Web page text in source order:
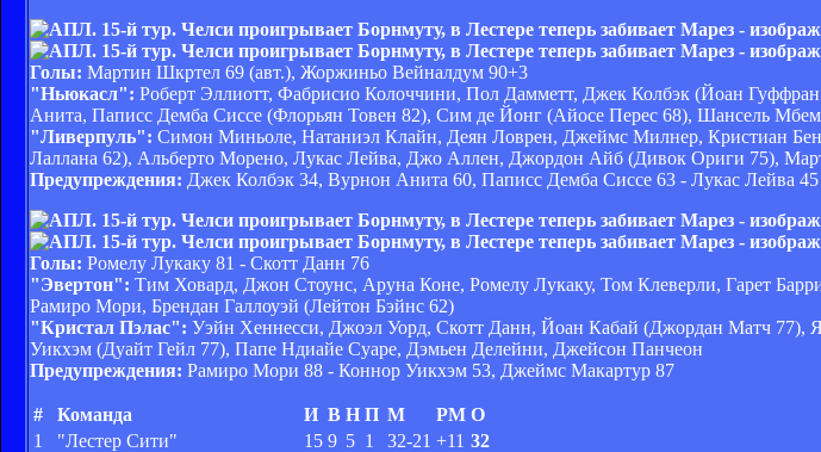
Голы: Мартин Шкртел 69 (авт.), Жоржиньо Вейналдум 90+3
"Ньюкасл": Роберт Эллиотт, Фабрисио Колоччини, Пол Дамметт, Джек Колбэк (Йоан
Анита, Паписс Демба Сиссе (Флорьян Товен 82), Сим де Йонг (Айосе Перес 68), Шансель
"Ливерпуль": Симон Миньоле, Натаниэл Клайн, Деян Ловрен, Джеймс Милнер, Кристиан
Лаллана 62), Альберто Морено, Лукас Лейва, Джо Аллен, Джордон Айб (Дивок Ориги 75),
Предупреждения: Джек Колбэк 34, Вурнон Анита 60, Паписс Демба Сиссе 63 - Лукас Лейва 45
Голы: Ромелу Лукаку 81 - Скотт Данн 76
"Эвертон": Тим Ховард, Джон Стоунс, Аруна Коне, Ромелу Лукаку, Том Клеверли, Гарет
Рамиро Мори, Брендан Галлоуэй (Лейтон Бэйнс 62)
"Кристал Пэлас": Уэйн Хеннесси, Джоэл Уорд, Скотт Данн, Йоан Кабай (Джордан Матч 77),
Уикхэм (Дуайт Гейл 77), Папе Ндиайе Суаре, Дэмьен Делейни, Джейсон Панчеон
Предупреждения: Рамиро Мори 88 - Коннор Уикхэм 53, Джеймс Макартур 87
# Команда И В Н П М РМ О
1
"Лестер Сити" 15 9 5 1 32-21 +11 32